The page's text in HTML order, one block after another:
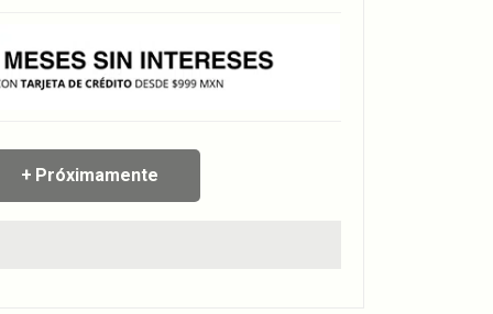
Próximamente